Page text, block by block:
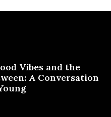
Vibes and the
A Conversation